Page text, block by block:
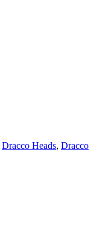
Dracco Heads, Dracco